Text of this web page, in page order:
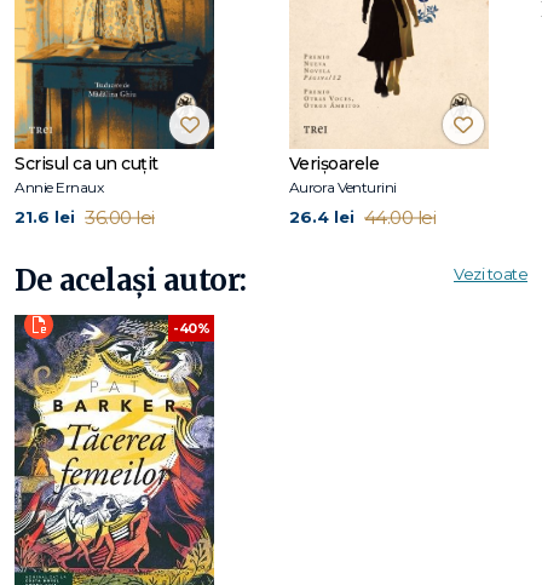
Scrisul ca un cuțit
Annie Ernaux
21.6 lei 36.00 lei
Verișoarele
Aurora Venturini
26.4 lei 44.00 lei
De același autor: Vezi toate
-40%